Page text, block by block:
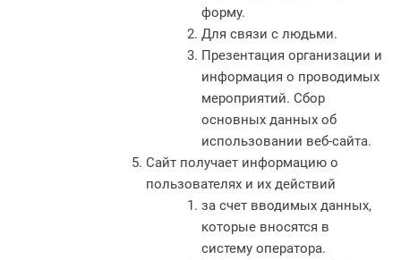
форму.
Для связи с людьми.
Презентация организации и
информация о проводимых
мероприятий. Сбор
основных данных об
использовании веб-сайта.
Сайт получает информацию о
пользователях и их действий
за счет вводимых данных,
которые вносятся в
систему оператора.